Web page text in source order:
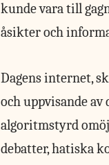
kunde vara till
åsikter och
Dagens internet,
och uppvisande av
algoritmstyrd
debatter, hatiska